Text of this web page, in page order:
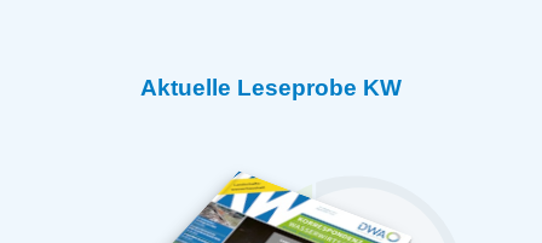
Aktuelle Leseprobe KW